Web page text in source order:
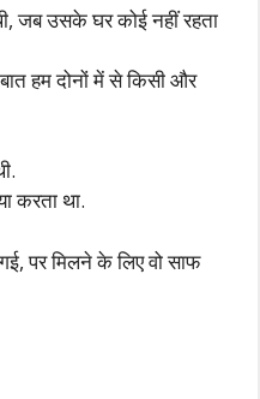
जब उसके घर कोई नहीं रहता
हम दोनों में से किसी और
करता था.
पर मिलने के लिए वो साफ